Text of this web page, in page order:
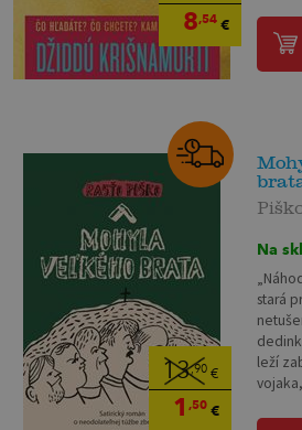
8,54 €
13,90 €
1 ,50 €
Na
stará
leží